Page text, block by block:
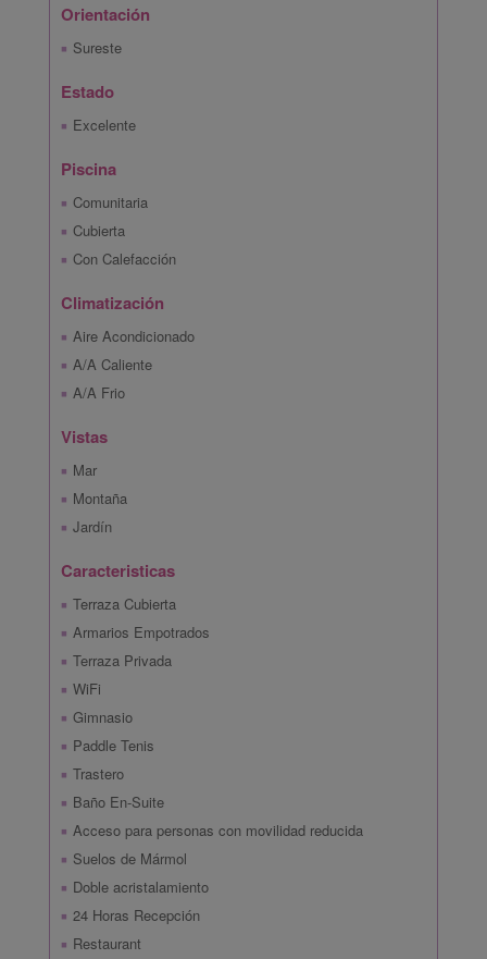
Orientación
Sureste
Estado
Excelente
Piscina
Comunitaria
Cubierta
Con Calefacción
Climatización
Aire Acondicionado
A/A Caliente
A/A Frio
Vistas
Mar
Montaña
Jardín
Caracteristicas
Terraza Cubierta
Armarios Empotrados
Terraza Privada
WiFi
Gimnasio
Paddle Tenis
Trastero
Baño En-Suite
Acceso para personas con movilidad reducida
Suelos de Mármol
Doble acristalamiento
24 Horas Recepción
Restaurant